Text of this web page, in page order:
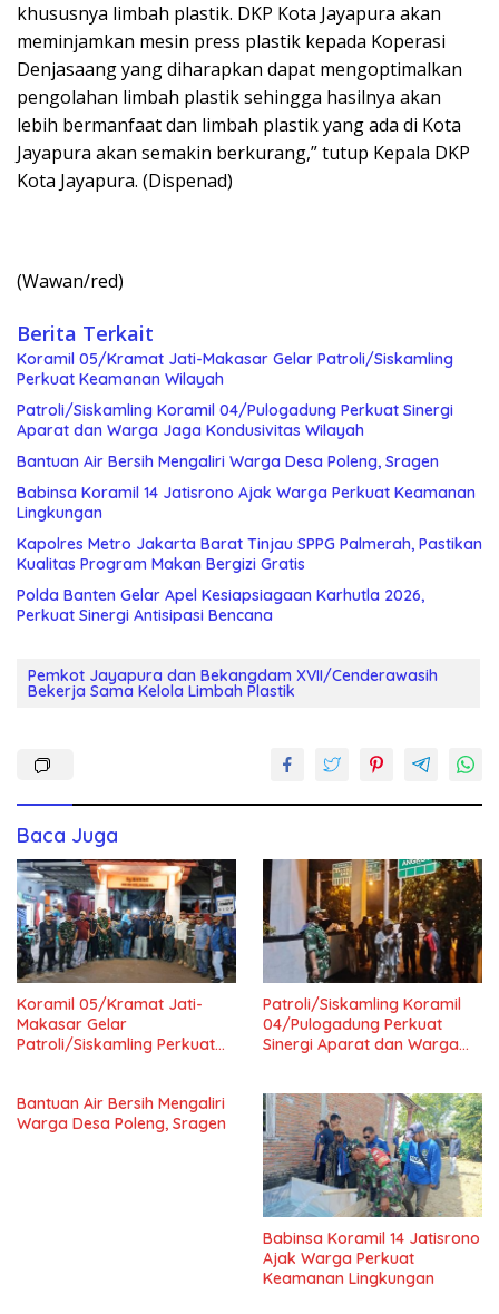
khususnya limbah plastik. DKP Kota Jayapura akan
meminjamkan mesin press plastik kepada Koperasi
Denjasaang yang diharapkan dapat mengoptimalkan
pengolahan limbah plastik sehingga hasilnya akan
lebih bermanfaat dan limbah plastik yang ada di Kota
Jayapura akan semakin berkurang,” tutup Kepala DKP
Kota Jayapura. (Dispenad)
(Wawan/red)
Berita Terkait
Koramil 05/Kramat Jati-Makasar Gelar Patroli/Siskamling
Perkuat Keamanan Wilayah
Patroli/Siskamling Koramil 04/Pulogadung Perkuat Sinergi
Aparat dan Warga Jaga Kondusivitas Wilayah
Bantuan Air Bersih Mengaliri Warga Desa Poleng, Sragen
Babinsa Koramil 14 Jatisrono Ajak Warga Perkuat Keamanan
Lingkungan
Kapolres Metro Jakarta Barat Tinjau SPPG Palmerah, Pastikan
Kualitas Program Makan Bergizi Gratis
Polda Banten Gelar Apel Kesiapsiagaan Karhutla 2026,
Perkuat Sinergi Antisipasi Bencana
Pemkot Jayapura dan Bekangdam XVII/Cenderawasih
Bekerja Sama Kelola Limbah Plastik
Baca Juga
Koramil 05/Kramat Jati-
Makasar Gelar
Patroli/Siskamling Perkuat
Patroli/Siskamling Koramil
04/Pulogadung Perkuat
Sinergi Aparat dan Warga
Bantuan Air Bersih Mengaliri
Warga Desa Poleng, Sragen
Babinsa Koramil 14 Jatisrono
Ajak Warga Perkuat
Keamanan Lingkungan